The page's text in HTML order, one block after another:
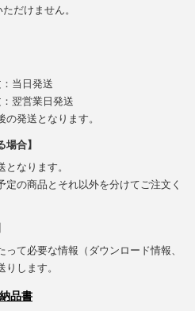
だけません。
当日発送
翌営業日発送
発送となります。
場合】
なります。
の商品とそれ以外を分けてご注文く
て必要な情報（ダウンロード情報、
します。
品書